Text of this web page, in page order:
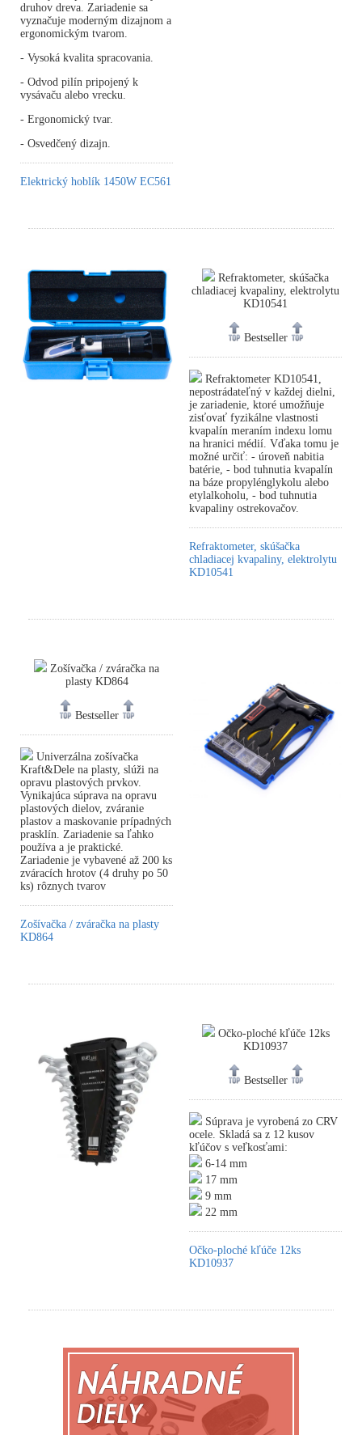
druhov dreva. Zariadenie sa
vyznačuje moderným dizajnom a
ergonomickým tvarom.
- Vysoká kvalita spracovania.
- Odvod pilín pripojený k
vysávaču alebo vrecku.
- Ergonomický tvar.
- Osvedčený dizajn.
Elektrický hoblík 1450W EC561
Refraktometer, skúšačka
chladiacej kvapaliny, elektrolytu
KD10541
Bestseller
Refraktometer KD10541,
nepostrádateľný v každej dielni,
je zariadenie, ktoré umožňuje
zisťovať fyzikálne vlastnosti
kvapalín meraním indexu lomu
na hranici médií. Vďaka tomu je
možné určiť: - úroveň nabitia
batérie, - bod tuhnutia kvapalín
na báze propylénglykolu alebo
etylalkoholu, - bod tuhnutia
kvapaliny ostrekovačov.
Refraktometer, skúšačka
chladiacej kvapaliny, elektrolytu
KD10541
Zošívačka / zváračka na
plasty KD864
Bestseller
Univerzálna zošívačka
Kraft&Dele na plasty, slúži na
opravu plastových prvkov.
Vynikajúca súprava na opravu
plastových dielov, zváranie
plastov a maskovanie prípadných
prasklín. Zariadenie sa ľahko
používa a je praktické.
Zariadenie je vybavené až 200 ks
zváracích hrotov (4 druhy po 50
ks) rôznych tvarov
Zošívačka / zváračka na plasty
KD864
Očko-ploché kľúče 12ks
KD10937
Bestseller
Súprava je vyrobená zo CRV
ocele. Skladá sa z 12 kusov
kľúčov s veľkosťami:
6-14 mm
17 mm
9 mm
22 mm
Očko-ploché kľúče 12ks
KD10937